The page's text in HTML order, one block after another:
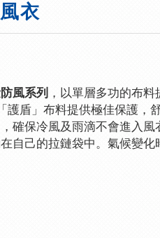
衣
風系列
，以單層多功的布料
護盾」布料提供極佳保護，
確保冷風及雨滴不會進入
自己的拉鏈袋中。氣候變化